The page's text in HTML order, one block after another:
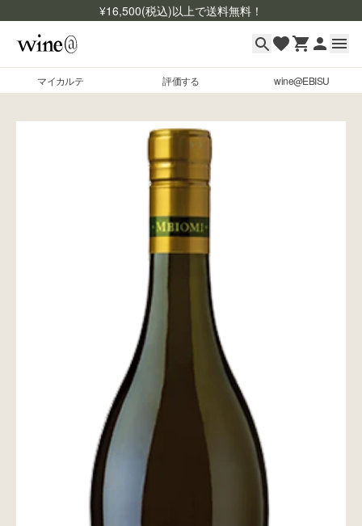
¥16,500(税込)以上で送料無料！
マイカルテ 評価する wine@EBISU
マイカルテ
wine@とは